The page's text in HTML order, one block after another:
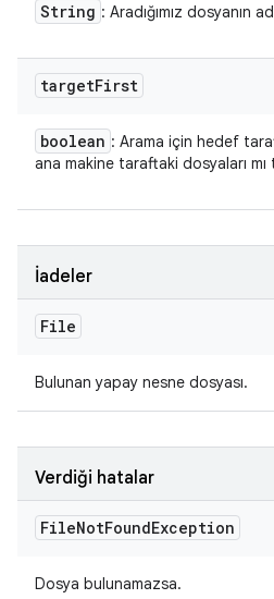
String : Aradığımız dosyanın
targetFirst
boolean : Arama için hedef
ana makine taraftaki dosyaları
İadeler
File
Bulunan yapay nesne dosyası.
Verdiği hatalar
FileNotFoundException
Dosya bulunamazsa.